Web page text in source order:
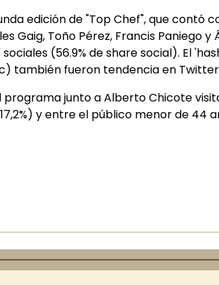
edición de "Top Chef", que contó
Gaig, Toño Pérez, Francis
sociales (56.9% de share social). El
también fueron tendencia en
junto a Alberto Chicote
y entre el público menor de 44